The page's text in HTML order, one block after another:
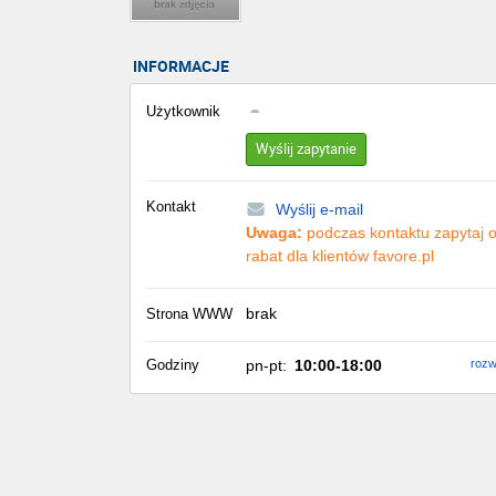
INFORMACJE
Użytkownik
Wyślij zapytanie
Kontakt
Wyślij e-mail
Uwaga: podczas kontaktu zapytaj o
rabat dla klientów favore.pl
Strona WWW brak
Godziny pn-pt: 10:00-18:00